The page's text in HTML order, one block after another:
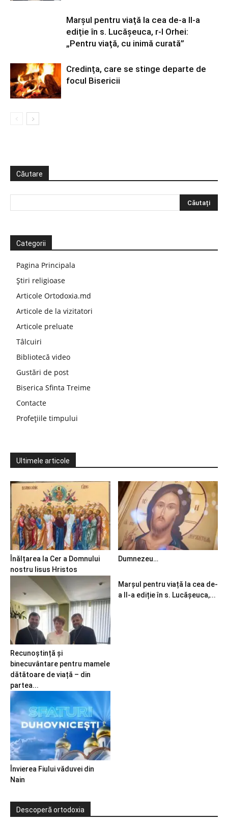
Marșul pentru viață la cea de-a II-a
ediție în s. Lucășeuca, r-l Orhei:
„Pentru viață, cu inimă curată”
Credința, care se stinge departe de
focul Bisericii
Căutare
Categorii
Pagina Principala
Știri religioase
Articole Ortodoxia.md
Articole de la vizitatori
Articole preluate
Tâlcuiri
Bibliotecă video
Gustări de post
Biserica Sfinta Treime
Contacte
Profețiile timpului
Ultimele articole
Înălțarea la Cer a Domnului
nostru Iisus Hristos
Dumnezeu…
Recunoștință și
binecuvântare pentru mamele
dătătoare de viață – din
partea...
Marșul pentru viață la cea de-
a II-a ediție în s. Lucășeuca,...
Învierea Fiului văduvei din
Nain
Descoperă ortodoxia